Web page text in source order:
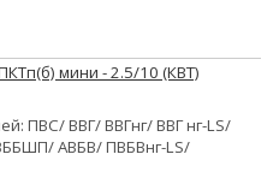
мини - 2.5/10 (КВТ)
ПВС/ ВВГ/ ВВГнг/ ВВГ нг-LS/
АВБВ/ ПВБВнг-LS/